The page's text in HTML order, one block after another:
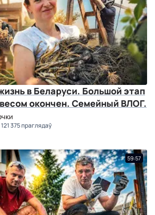
в Беларуси. Большой этап
окончен. Семейный ВЛОГ.
121 375 праглядаў
59:57